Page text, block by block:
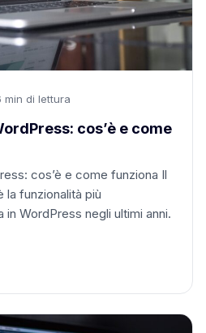
min di lettura
cos’è e come
cos’è e come funziona Il
la funzionalità più
in WordPress negli ultimi anni.